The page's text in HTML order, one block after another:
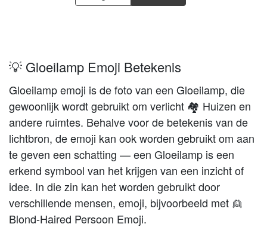
💡 Gloeilamp Emoji Betekenis
Gloeilamp emoji is de foto van een Gloeilamp, die
gewoonlijk wordt gebruikt om verlicht 🏘️ Huizen en
andere ruimtes. Behalve voor de betekenis van de
lichtbron, de emoji kan ook worden gebruikt om aan
te geven een schatting — een Gloeilamp is een
erkend symbool van het krijgen van een inzicht of
idee. In die zin kan het worden gebruikt door
verschillende mensen, emoji, bijvoorbeeld met 👱
Blond-Haired Persoon Emoji.